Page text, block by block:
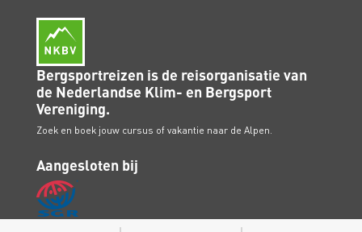
Bergsportreizen is de reisorganisatie van
de Nederlandse Klim- en Bergsport
Vereniging.
Zoek en boek jouw cursus of vakantie naar de Alpen.
Aangesloten bij